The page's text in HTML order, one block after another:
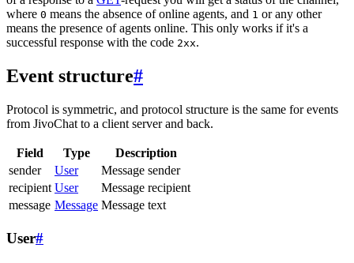
where 0 means the absence of online agents, and 1 or any other
means the presence of agents online. This only works if it's a
successful response with the code 2xx.
Event structure#
Protocol is symmetric, and protocol structure is the same for events
from JivoChat to a client server and back.
Field Type
Description
sender
User
Message sender
recipient User
Message recipient
message Message Message text
User#